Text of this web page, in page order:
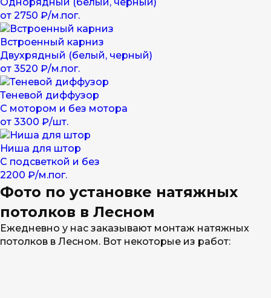
от 2750 ₽/м.пог.
Встроенный карниз
Двухрядный (белый, черный)
от 3520 ₽/м.пог.
Теневой диффузор
С мотором и без мотора
от 3300 ₽/шт.
Ниша для штор
С подсветкой и без
2200 ₽/м.пог.
Фото по установке натяжных
потолков в Лесном
Ежедневно у нас заказывают монтаж натяжных
потолков в Лесном. Вот некоторые из работ: